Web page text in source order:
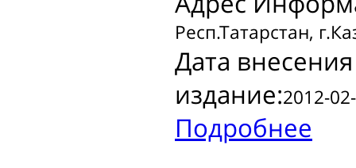
Респ.Татарстан,
Дата
издание:2012-
Подробнее